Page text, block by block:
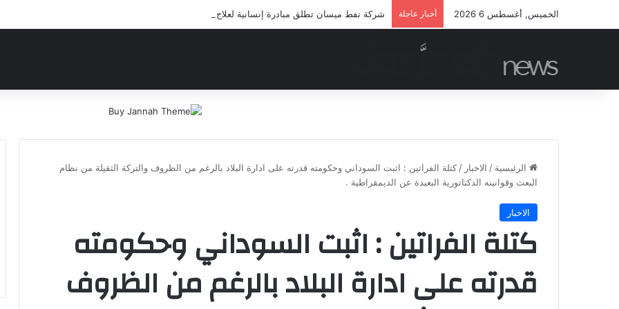
الخميس, أغسطس 6 2026 أخبار عاجلة شركة نفط ميسان تطلق مبادرة إنسانية لعلاج أيتام مدرسة كافل اليتيم
الرئيسية / الاخبار / كتلة الفراتين : اثبت السوداني وحكومته قدرته على ادارة البلاد بالرغم من الظروف والتركة الثقيلة من نظام
البعث وقوانينه الدكتاتورية البعيدة عن الديمقراطية .
الاخبار
كتلة الفراتين : اثبت السوداني وحكومته
قدرته على ادارة البلاد بالرغم من الظروف